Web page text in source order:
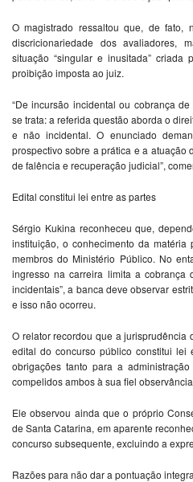
O magistrado ressaltou que, de fato,
discricionariedade dos avaliadores,
situação “singular e inusitada”
proibição imposta ao juiz.
“De incursão incidental ou cobrança
se trata: a referida questão aborda o
e não incidental. O enunciado
prospectivo sobre a prática e a atuação
de falência e recuperação judicial”,
Edital constitui lei entre as partes
Sérgio Kukina reconheceu que,
instituição, o conhecimento da
membros do Ministério Público. No
ingresso na carreira limita a cobrança
incidentais”, a banca deve observar
e isso não ocorreu.
O relator recordou que a jurisprudência
edital do concurso público constitui lei
obrigações tanto para a
compelidos ambos à sua fiel
Ele observou ainda que o próprio
de Santa Catarina, em aparente
concurso subsequente, excluindo a
Razões para não dar a pontuação